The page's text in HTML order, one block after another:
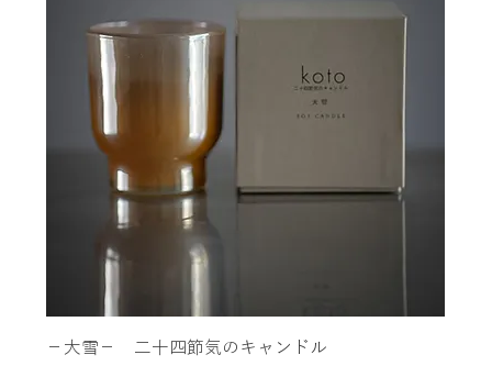
−大雪− 二十四節気のキャンドル